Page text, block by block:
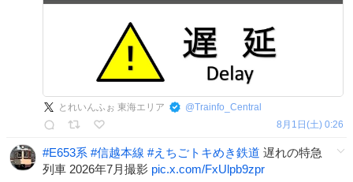
とれいんふぉ 東海エリア @Trainfo_Central
8月1日(土) 0:26
#E653系 #信越本線 #えちごトキめき鉄道 遅れの特急
列車 2026年7月撮影 pic.x.com/FxUlpb9zpr